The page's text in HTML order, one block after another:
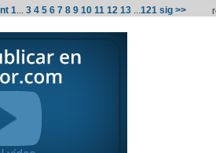
1... 3 4 5 6 7 8 9 10 11 12 13 ...121 sig >>